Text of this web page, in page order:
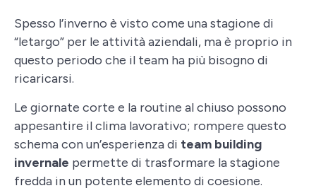
Spesso l’inverno è visto come una stagione di
“letargo” per le attività aziendali, ma è proprio in
questo periodo che il team ha più bisogno di
ricaricarsi.
Le giornate corte e la routine al chiuso possono
appesantire il clima lavorativo; rompere questo
schema con un’esperienza di team building
invernale permette di trasformare la stagione
fredda in un potente elemento di coesione.